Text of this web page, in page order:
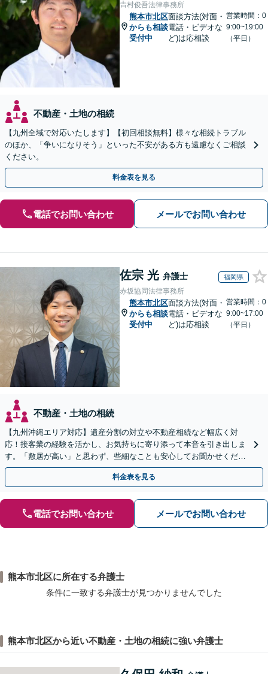
𠮷村俊吾法律事務所
熊本市北区
からも相談
受付中
面談方法(対面・
電話・ビデオな
ど)は応相談
営業時間：0
9:00~19:00
（平日）
不動産・土地の相続
【九州全域で対応いたします】【初回相談無料】様々な相続トラブル
のほか、「争いになりそう」といった不安がある方も遠慮なくご相談
ください。
料金表を見る
電話でお問い合わせ メールでお問い合わせ
佐宗 光 弁護士 福岡県
赤坂協同法律事務所
熊本市北区
からも相談
受付中
面談方法(対面・
電話・ビデオな
ど)は応相談
営業時間：0
9:00~17:00
（平日）
不動産・土地の相続
【九州沖縄エリア対応】遺産分割の対立や不動産相続など幅広く対
応！接客業の経験を活かし、お気持ちに寄り添って本音を引き出しま
す。「敷居が高い」と思わず、些細なことも安心してお聞かせくださ
い【初回相談無料】【夜間・休日相談可】
料金表を見る
電話でお問い合わせ メールでお問い合わせ
熊本市北区に所在する弁護士
条件に一致する弁護士が見つかりませんでした
熊本市北区から近い不動産・土地の相続に強い弁護士